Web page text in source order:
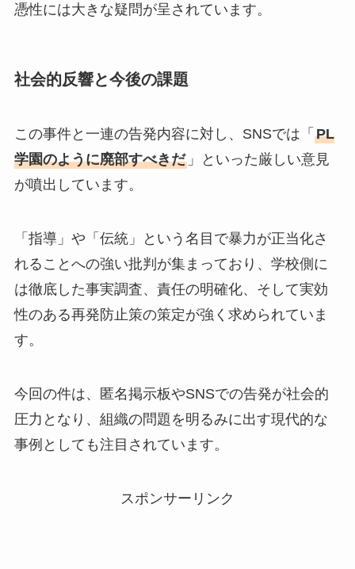
憑性には大きな疑問が呈されています。
社会的反響と今後の課題
この事件と一連の告発内容に対し、SNSでは「 PL
学園のように廃部すべきだ」といった厳しい意見
が噴出しています。
「指導」や「伝統」という名目で暴力が正当化さ
れることへの強い批判が集まっており、学校側に
は徹底した事実調査、責任の明確化、そして実効
性のある再発防止策の策定が強く求められていま
す。
今回の件は、匿名掲示板やSNSでの告発が社会的
圧力となり、組織の問題を明るみに出す現代的な
事例としても注目されています。
スポンサーリンク